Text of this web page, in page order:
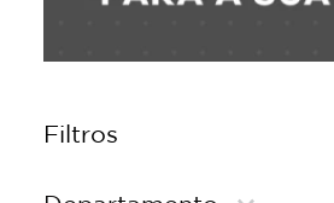
Filtros